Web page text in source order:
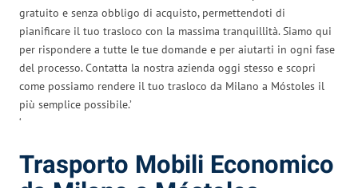
gratuito e senza obbligo di acquisto, permettendoti di
pianificare il tuo trasloco con la massima tranquillità. Siamo qui
per rispondere a tutte le tue domande e per aiutarti in ogni fase
del processo. Contatta la nostra azienda oggi stesso e scopri
come possiamo rendere il tuo trasloco da Milano a Móstoles il
più semplice possibile.’
‘
Trasporto Mobili Economico